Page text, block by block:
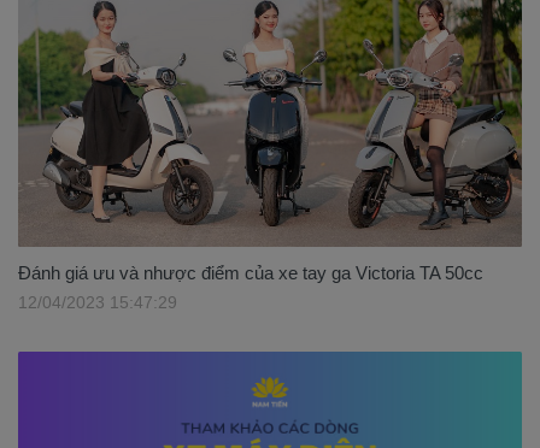
Đánh giá ưu và nhược điểm của xe tay ga Victoria TA 50cc
12/04/2023 15:47:29